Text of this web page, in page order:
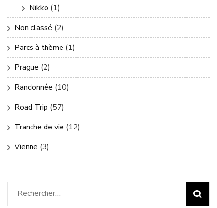
Nikko (1)
Non classé (2)
Parcs à thème (1)
Prague (2)
Randonnée (10)
Road Trip (57)
Tranche de vie (12)
Vienne (3)
Rechercher :